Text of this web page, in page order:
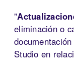
"
eliminación o
Studio en